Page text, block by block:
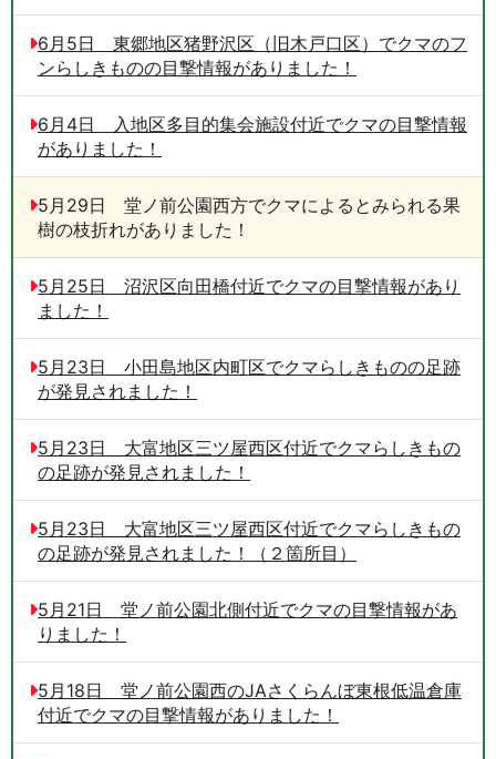
6月5日 東郷地区猪野沢区（旧木戸口区）でクマのフ
ンらしきものの目撃情報がありました！
6月4日 入地区多目的集会施設付近でクマの目撃情報
がありました！
5月29日 堂ノ前公園西方でクマによるとみられる果
樹の枝折れがありました！
5月25日 沼沢区向田橋付近でクマの目撃情報があり
ました！
5月23日 小田島地区内町区でクマらしきものの足跡
が発見されました！
5月23日 大富地区三ツ屋西区付近でクマらしきもの
の足跡が発見されました！
5月23日 大富地区三ツ屋西区付近でクマらしきもの
の足跡が発見されました！（２箇所目）
5月21日 堂ノ前公園北側付近でクマの目撃情報があ
りました！
5月18日 堂ノ前公園西のJAさくらんぼ東根低温倉庫
付近でクマの目撃情報がありました！